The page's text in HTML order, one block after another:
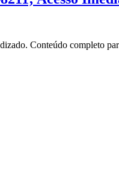
Conteúdo completo